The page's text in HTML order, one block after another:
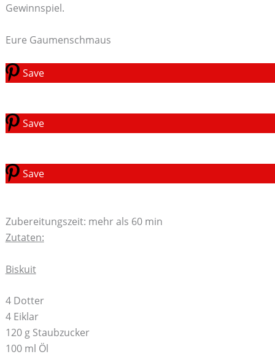
Gewinnspiel.
Eure Gaumenschmaus
Save
Save
Save
Zubereitungszeit: mehr als 60 min
Zutaten:
Biskuit
4 Dotter
4 Eiklar
120 g Staubzucker
100 ml Öl